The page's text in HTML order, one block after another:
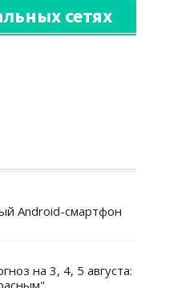
сетях
Android-смартфон
на 3, 4, 5 августа: